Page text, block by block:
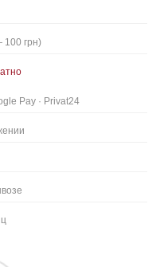
100 грн)
Pay · Privat24